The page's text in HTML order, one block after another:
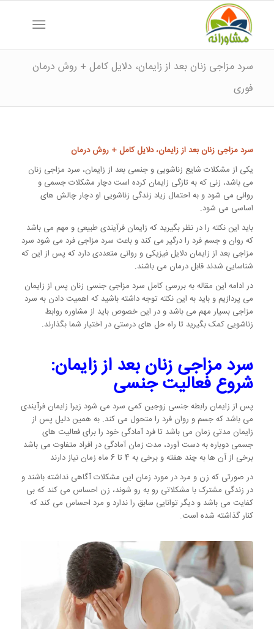
سرد مزاجی زنان بعد از زایمان، دلایل کامل + روش درمان
فوری
سرد مزاجی زنان بعد از زایمان، دلایل کامل + روش درمان
یکی از مشکلات شایع زناشویی و جنسی بعد از زایمان، سرد مزاجی زنان
می باشد، زنی که به تازگی زایمان کرده است دچار مشکلات جسمی و
روانی می شود و به احتمال زیاد زندگی زناشویی او دچار چالش های
اساسی می شود.
باید این نکته را در نظر بگیرید که زایمان فرآیندی طبیعی و مهم می باشد
که روان و جسم فرد را درگیر می کند و باعث سرد مزاجی فرد می شود سرد
مزاجی بعد از زایمان دلایل فیزیکی و روانی متعددی دارد که پس از این که
شناسایی شدند قابل درمان می باشند.
در ادامه این مقاله به بررسی کامل سرد مزاجی جنسی زنان پس از زایمان
می پردازیم و باید به این نکته توجه داشته باشید که اهمیت دادن به سرد
مزاجی بسیار مهم می باشد و در این خصوص باید از مشاوره روابط
زناشویی کمک بگیرید تا راه حل های درستی در اختیار شما بگذارند.
سرد مزاجی زنان بعد از زایمان:
شروع فعالیت جنسی
پس از زایمان رابطه جنسی زوجین کمی سرد می شود زیرا زایمان فرآیندی
می باشد که جسم و روان فرد را متحول می کند. به همین دلیل پس از
زایمان مدتی زمان می باشد تا فرد آمادگی خود را برای فعالیت های
جسمی دوباره به دست آورد، مدت زمان آمادگی در افراد متفاوت می باشد
برخی از آن ها به چند هفته و برخی به 4 تا 6 ماه زمان نیاز دارند
در صورتی که زن و مرد در مورد زمان این مشکلات آگاهی نداشته باشند و
در زندگی مشترک با مشکلاتی رو به رو شوند، زن احساس می کند که بی
کفایت می باشد و دیگر توانایی سابق را ندارد و مرد احساس می کند که
کنار گذاشته شده است.